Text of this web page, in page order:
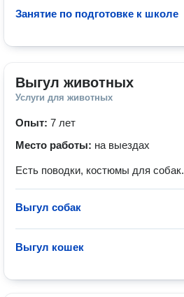
Занятие по подготовке к школе
Выгул животных
Услуги для животных
Опыт: 7 лет
Место работы: на выездах
Есть поводки, костюмы для собак.
Выгул собак
Выгул кошек